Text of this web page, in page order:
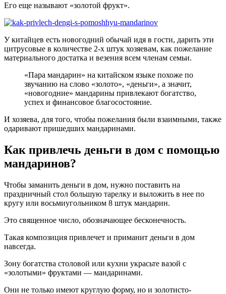
Его еще называют «золотой фрукт».
У китайцев есть новогодний обычай идя в гости, дарить эти
цитрусовые в количестве 2-х штук хозяевам, как пожелание
материального достатка и везения всем членам семьи.
«Пара мандарин» на китайском языке похоже по
звучанию на слово «золото», «деньги», а значит,
«новогодние» мандарины привлекают богатство,
успех и финансовое благосостояние.
И хозяева, для того, чтобы пожелания были взаимными, также
одаривают пришедших мандаринами.
Как привлечь деньги в дом с помощью
мандаринов?
Чтобы заманить деньги в дом, нужно поставить на
праздничный стол большую тарелку и выложить в нее по
кругу или восьмиугольником 8 штук мандарин.
Это священное число, обозначающее бесконечность.
Такая композиция привлечет и приманит деньги в дом
навсегда.
Зону богатства столовой или кухни украсьте вазой с
«золотыми» фруктами — мандаринами.
Они не только имеют круглую форму, но и золотисто-